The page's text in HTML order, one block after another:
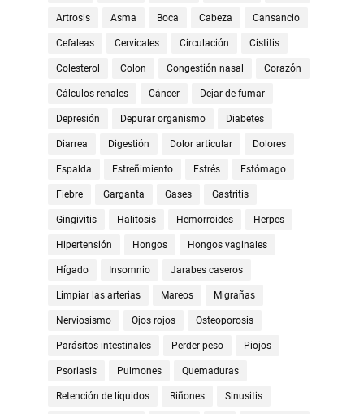
Artrosis Asma Boca Cabeza Cansancio
Cefaleas Cervicales Circulación Cistitis
Colesterol Colon Congestión nasal Corazón
Cálculos renales Cáncer Dejar de fumar
Depresión Depurar organismo Diabetes
Diarrea Digestión Dolor articular Dolores
Espalda Estreñimiento Estrés Estómago
Fiebre Garganta Gases Gastritis
Gingivitis Halitosis Hemorroides Herpes
Hipertensión Hongos Hongos vaginales
Hígado Insomnio Jarabes caseros
Limpiar las arterias Mareos Migrañas
Nerviosismo Ojos rojos Osteoporosis
Parásitos intestinales Perder peso Piojos
Psoriasis Pulmones Quemaduras
Retención de líquidos Riñones Sinusitis